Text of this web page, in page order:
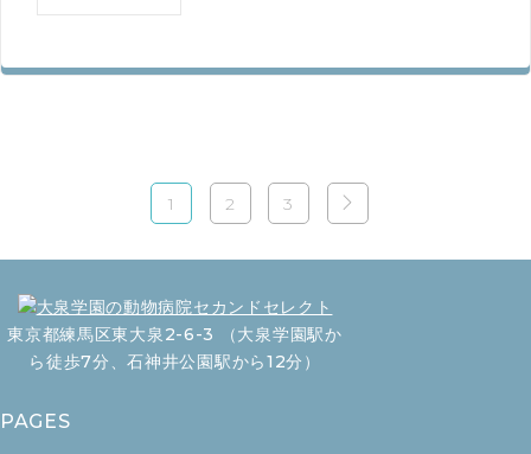
1 2 3
東京都練馬区東大泉2-6-3 （大泉学園駅か
ら徒歩7分、石神井公園駅から12分）
PAGES